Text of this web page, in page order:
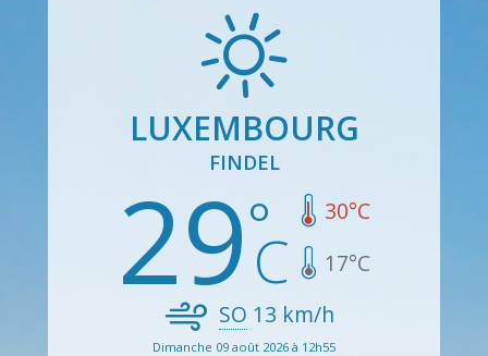
LUXEMBOURG
FINDEL
29 30°C
17°C
SO 13 km/h
Dimanche 09 août 2026 à 12h55